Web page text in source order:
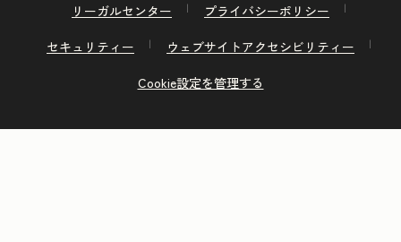
リーガルセンター
プライバシーポリシー
セキュリティー
ウェブサイトアクセシビリティー
Cookie設定を管理する